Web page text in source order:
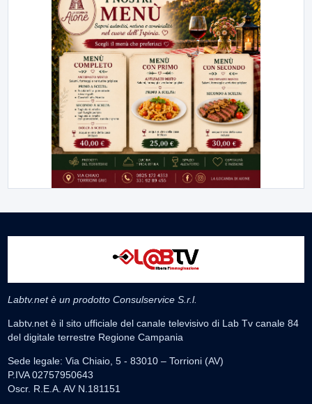
Labtv.net è un prodotto Consulservice S.r.l.
Labtv.net è il sito ufficiale del canale televisivo di Lab Tv canale 84
del digitale terrestre Regione Campania
Sede legale: Via Chiaio, 5 - 83010 – Torrioni (AV)
P.IVA 02757950643
Oscr. R.E.A. AV N.181151